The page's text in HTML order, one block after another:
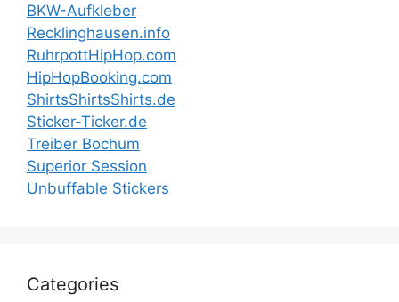
BKW-Aufkleber
Recklinghausen.info
RuhrpottHipHop.com
HipHopBooking.com
ShirtsShirtsShirts.de
Sticker-Ticker.de
Treiber Bochum
Superior Session
Unbuffable Stickers
Categories